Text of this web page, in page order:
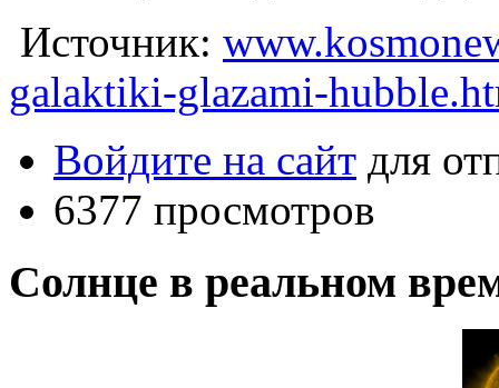
Источник:
galaktiki-glazami-
Войдите на сайт для
6377 просмотров
Солнце в реальном